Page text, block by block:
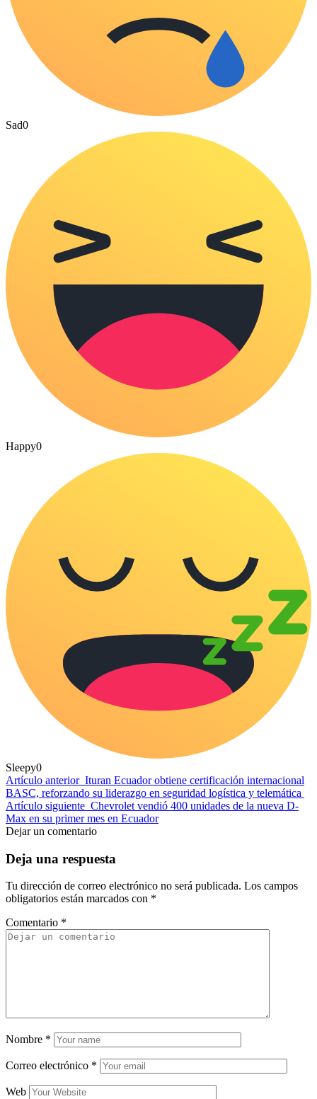
Sad0
Happy0
Sleepy0
Artículo anterior Ituran Ecuador obtiene certificación internacional
BASC, reforzando su liderazgo en seguridad logística y telemática
Artículo siguiente Chevrolet vendió 400 unidades de la nueva D-
Max en su primer mes en Ecuador
Dejar un comentario
Deja una respuesta
Tu dirección de correo electrónico no será publicada. Los campos
obligatorios están marcados con *
Comentario *
Nombre *
Correo electrónico *
Web